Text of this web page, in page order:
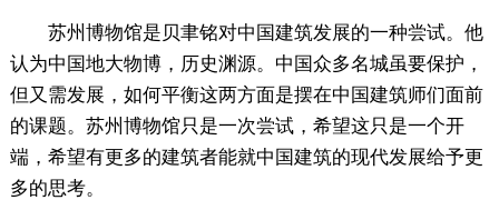
苏州博物馆是贝聿铭对中国建筑发展的一种尝试。他
认为中国地大物博，历史渊源。中国众多名城虽要保护，
但又需发展，如何平衡这两方面是摆在中国建筑师们面前
的课题。苏州博物馆只是一次尝试，希望这只是一个开
端，希望有更多的建筑者能就中国建筑的现代发展给予更
多的思考。